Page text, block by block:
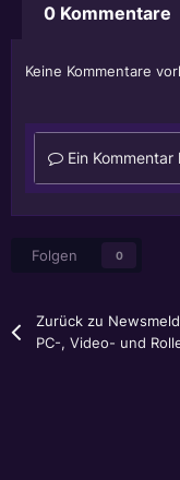
0 Kommentare
Keine Kommentare
Ein
Folgen 0
Zurück zu
PC-, Video- und